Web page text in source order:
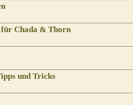
Chada & Thorn
und Tricks